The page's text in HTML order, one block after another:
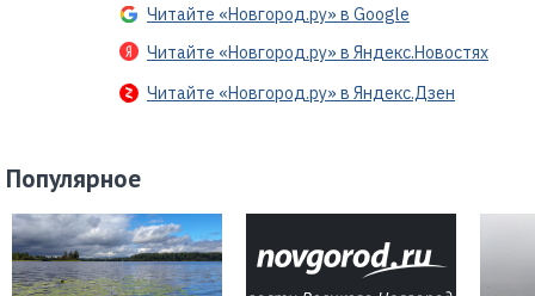
Читайте «Новгород.ру» в Google
Читайте «Новгород.ру» в Яндекс.Новостях
Читайте «Новгород.ру» в Яндекс.Дзен
Популярное